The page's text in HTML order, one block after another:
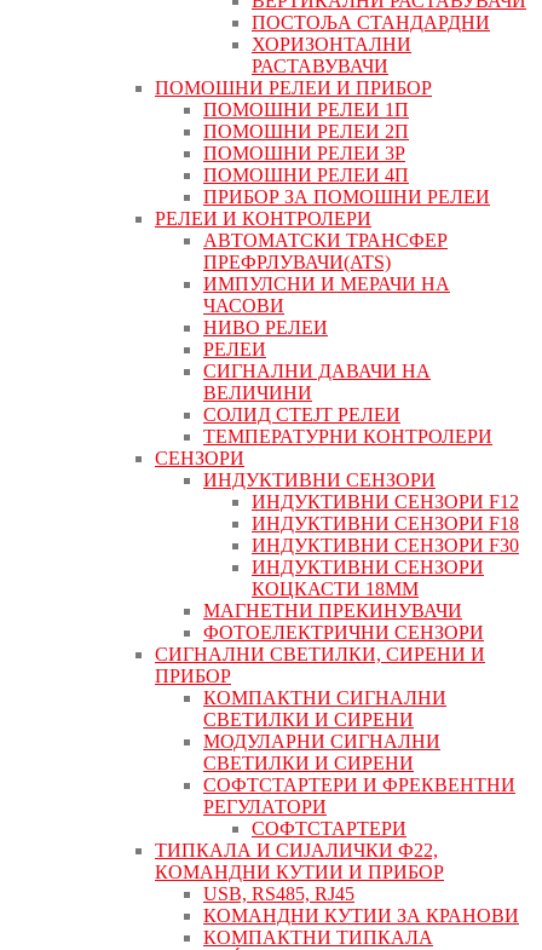
ПОСТОЉА СТАНДАРДНИ
ХОРИЗОНТАЛНИ
РАСТАВУВАЧИ
ПОМОШНИ РЕЛЕИ И ПРИБОР
ПОМОШНИ РЕЛЕИ 1П
ПОМОШНИ РЕЛЕИ 2П
ПОМОШНИ РЕЛЕИ 3P
ПОМОШНИ РЕЛЕИ 4П
ПРИБОР ЗА ПОМОШНИ РЕЛЕИ
РЕЛЕИ И КОНТРОЛЕРИ
АВТОМАТСКИ ТРАНСФЕР
ПРЕФРЛУВАЧИ(ATS)
ИМПУЛСНИ И МЕРАЧИ НА
ЧАСОВИ
НИВО РЕЛЕИ
РЕЛЕИ
СИГНАЛНИ ДАВАЧИ НА
ВЕЛИЧИНИ
СОЛИД СТЕЈТ РЕЛЕИ
ТЕМПЕРАТУРНИ КОНТРОЛЕРИ
СЕНЗОРИ
ИНДУКТИВНИ СЕНЗОРИ
ИНДУКТИВНИ СЕНЗОРИ F12
ИНДУКТИВНИ СЕНЗОРИ F18
ИНДУКТИВНИ СЕНЗОРИ F30
ИНДУКТИВНИ СЕНЗОРИ
КОЦКАСТИ 18ММ
МАГНЕТНИ ПРЕКИНУВАЧИ
ФОТОЕЛЕКТРИЧНИ СЕНЗОРИ
СИГНАЛНИ СВЕТИЛКИ, СИРЕНИ И
ПРИБОР
КОМПАКТНИ СИГНАЛНИ
СВЕТИЛКИ И СИРЕНИ
МОДУЛАРНИ СИГНАЛНИ
СВЕТИЛКИ И СИРЕНИ
СОФТСТАРТЕРИ И ФРЕКВЕНТНИ
РЕГУЛАТОРИ
СОФТСТАРТЕРИ
ТИПКАЛА И СИЈАЛИЧКИ Ф22,
КОМАНДНИ КУТИИ И ПРИБОР
USB, RS485, RJ45
КОМАНДНИ КУТИИ ЗА КРАНОВИ
КОМПАКТНИ ТИПКАЛА